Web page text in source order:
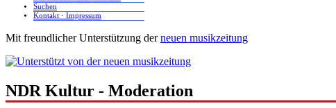
Suchen
Kontakt · Impressum
Mit freundlicher Unterstützung derneuen musikzeitung
NDR Kultur - Moderation